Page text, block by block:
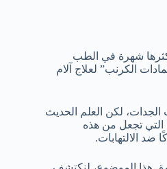
شهرة في الطب
الكرنب” لعلاج آلام
الجدات، لكن العلم الحديث
التي تجعل من هذه
ضد الالتهابات.